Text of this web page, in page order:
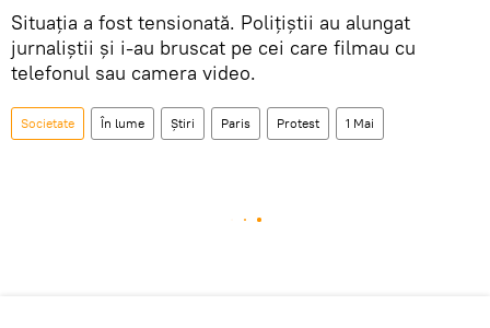
Situația a fost tensionată. Polițiștii au alungat
jurnaliștii și i-au bruscat pe cei care filmau cu
telefonul sau camera video.
Societate În lume Știri Paris Protest 1 Mai